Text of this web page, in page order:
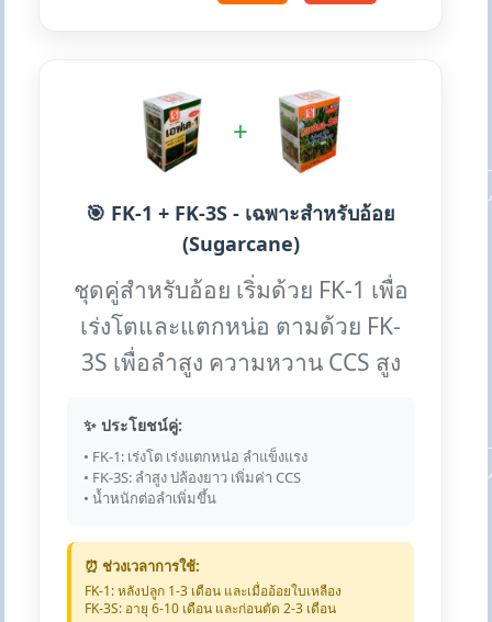
+
🎯 FK-1 + FK-3S - เฉพาะสำหรับอ้อย
(Sugarcane)
ชุดคู่สำหรับอ้อย เริ่มด้วย FK-1 เพื่อ
เร่งโตและแตกหน่อ ตามด้วย FK-
3S เพื่อลำสูง ความหวาน CCS สูง
✨ ประโยชน์คู่:
• FK-1: เร่งโต เร่งแตกหน่อ ลำแข็งแรง
• FK-3S: ลำสูง ปล้องยาว เพิ่มค่า CCS
• น้ำหนักต่อลำเพิ่มขึ้น
⏰ ช่วงเวลาการใช้:
FK-1: หลังปลูก 1-3 เดือน และเมื่ออ้อยใบเหลือง
FK-3S: อายุ 6-10 เดือน และก่อนตัด 2-3 เดือน